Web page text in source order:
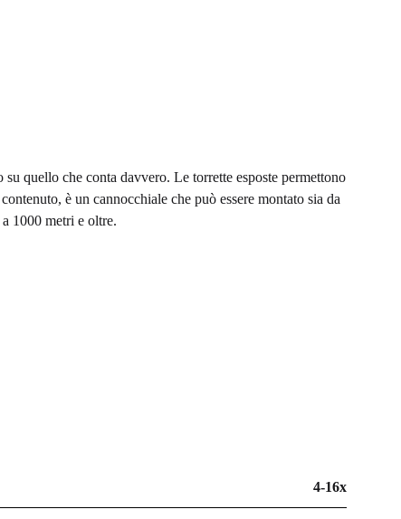
quello che conta davvero. Le torrette esposte permettono
è un cannocchiale che può essere montato sia da
1000 metri e oltre.
4-16x